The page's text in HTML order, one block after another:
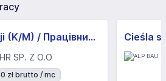
Pracownik produkcji (K/M) / Працівники продукції Huber-Suhner (K/M)
SP. Z O.O
zł brutto / mc
Cieśla